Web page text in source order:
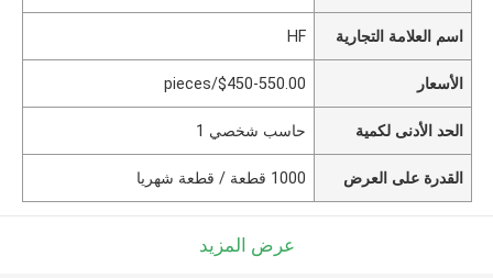
اسم العلامة التجارية HF
الأسعار $450-550.00/pieces
الحد الأدنى لكمية حاسب شخصي 1
القدرة على العرض 1000 قطعة / قطعة شهريا
عرض المزيد